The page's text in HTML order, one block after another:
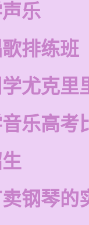
乐
排练班
尤克里
乐高考
钢琴的